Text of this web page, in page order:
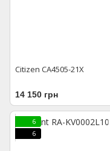
Citizen CA4505-21X
14 150 грн
6
6